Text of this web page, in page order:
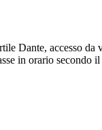
Dante, accesso
in orario secondo